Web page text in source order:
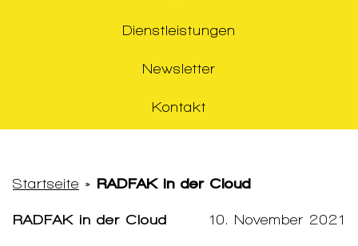
Dienstleistungen
Newsletter
Kontakt
Startseite » RADFAK in der Cloud
10. November 2021
RADFAK in der Cloud